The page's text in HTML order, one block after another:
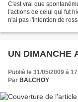
C'est vrai que
l'actions de celui qui fut
n'ai pas l'intention de
UN DIMANCHE
Publié le 31/05/2009 à
Par BALCHOY